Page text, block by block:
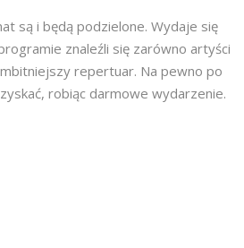
są i będą podzielone. Wydaje się
znaleźli się zarówno artyści
repertuar. Na pewno po
robiąc darmowe wydarzenie.